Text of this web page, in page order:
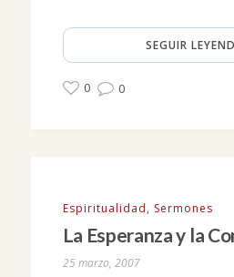
SEGUIR
0 0
Espiritualidad, Sermones
La Esperanza y la
25 marzo, 2007